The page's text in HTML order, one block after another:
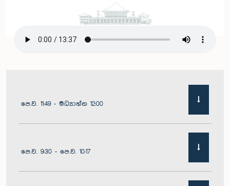
පෙ.ව. 11:49 - මධ්‍යාහ්න 12:00
පෙ.ව. 9:30 - පෙ.ව. 10:17